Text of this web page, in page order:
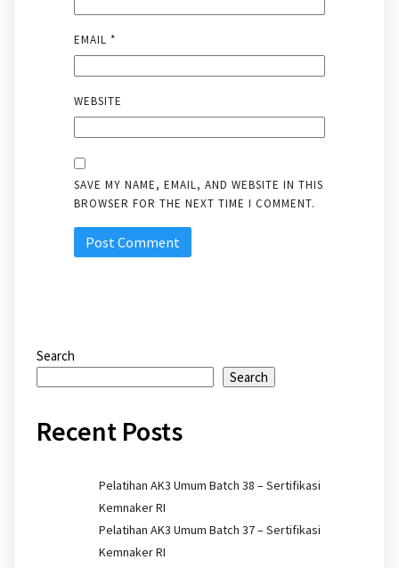
EMAIL *
WEBSITE
SAVE MY NAME, EMAIL, AND WEBSITE IN THIS
BROWSER FOR THE NEXT TIME I COMMENT.
Search
Search
Recent Posts
Pelatihan AK3 Umum Batch 38 – Sertifikasi
Kemnaker RI
Pelatihan AK3 Umum Batch 37 – Sertifikasi
Kemnaker RI